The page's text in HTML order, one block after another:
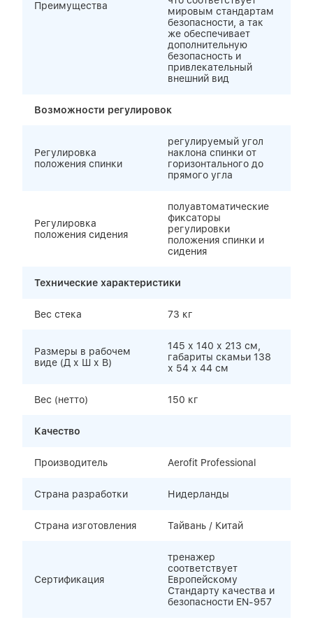
Преимущества
мировым стандартам
безопасности, а так
же обеспечивает
дополнительную
безопасность и
привлекательный
внешний вид
Возможности регулировок
Регулировка
положения спинки
регулируемый угол
наклона спинки от
горизонтального до
прямого угла
Регулировка
положения сидения
полуавтоматические
фиксаторы
регулировки
положения спинки и
сидения
Технические характеристики
Вес стека 73 кг
Размеры в рабочем
виде (Д х Ш х В)
145 х 140 х 213 см,
габариты скамьи 138
х 54 х 44 см
Вес (нетто) 150 кг
Качество
Производитель Aerofit Professional
Страна разработки Нидерланды
Страна изготовления Тайвань / Китай
Сертификация
тренажер
соответствует
Европейскому
Стандарту качества и
безопасности EN-957